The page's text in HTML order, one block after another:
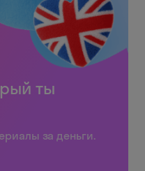
ты
за деньги.